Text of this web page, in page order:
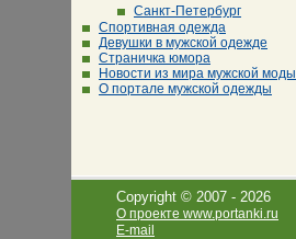
Санкт-Петербург
Спортивная одежда
Девушки в мужской одежде
Страничка юмора
Новости из мира мужской моды
О портале мужской одежды
Copyright © 2007 - 2026
О проекте www.portanki.ru
E-mail